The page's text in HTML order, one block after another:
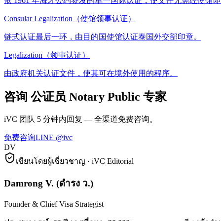
Consular Legalization（使馆领事认证）
链式认证最后一环，由目的国使馆认证泰国外交部印章。
Legalization（领事认证）
由政府机关认证文件，使其可在境外使用的程序。
咨询 公证员 Notary Public 专家
iVC 团队 5 分钟内回复 — 全渠道免费咨询。
免费咨询LINE @ivc
DV
เขียนโดยผู้เชี่ยวชาญ · iVC Editorial
Damrong V. (ดำรง ว.)
Founder & Chief Visa Strategist